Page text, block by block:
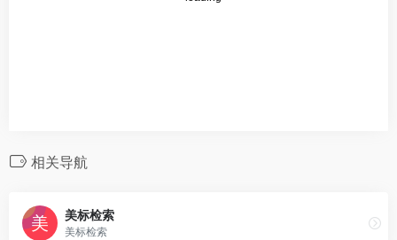
相关导航
美标检索
美标检索